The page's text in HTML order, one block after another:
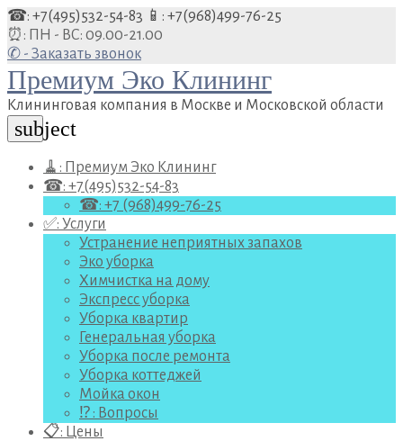
Перейти
к
содержанию
☎: +7(495)532-54-83 📱: +7(968)499-76-25
⏰: ПН - ВС: 09.00-21.00
✆ - Заказать звонок
Премиум Эко Клининг
Клининговая компания в Москве и Московской области
subject
🧹: Премиум Эко Клининг
☎: +7(495)532-54-83
☎: +7 (968)499-76-25
✅: Услуги
Устранение неприятных запахов
Эко уборка
Химчистка на дому
Экспресс уборка
Уборка квартир
Генеральная уборка
Уборка после ремонта
Уборка коттеджей
Мойка окон
⁉ : Вопросы
📋: Цены